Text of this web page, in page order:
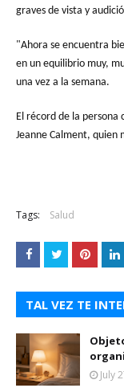
graves de vista y
"Ahora se encuentra
en un equilibrio muy,
una vez a la semana.
El récord de la persona
Jeanne Calment, quien
Tags: Salud
TAL VEZ TE
July